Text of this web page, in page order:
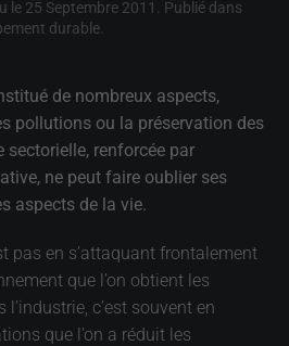
le 25 Septembre 2011
. Publié dans
durable
de nombreux aspects,
pollutions ou la préservation des
sectorielle, renforcée par
ne peut faire oublier ses
aspects de la vie.
pas en s’attaquant frontalement
que l’on obtient les
c’est souvent en
que l’on a réduit les